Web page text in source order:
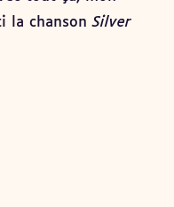
la chansonSilver